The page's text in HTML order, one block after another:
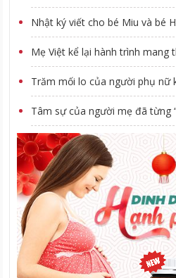
Nhật ký viết cho bé Miu và bé
Mẹ Việt kể lại hành trình mang
Trăm mối lo của người phụ nữ
Tâm sự của người mẹ đã từng